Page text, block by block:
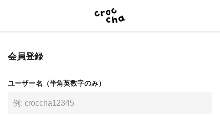
会員登録
ユーザー名（半角英数字のみ）